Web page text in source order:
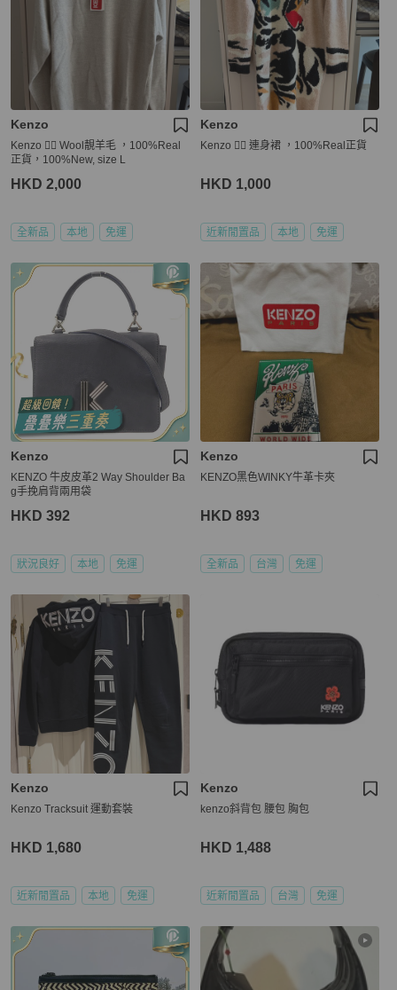
Kenzo
Kenzo 👍🏻 Wool靚羊毛 ，100%Real
正貨，100%New, size L
HKD 2,000
全新品 本地 免運
Kenzo
Kenzo 👍🏻 連身裙 ，100%Real正貨
HKD 1,000
近新閒置品 本地 免運
Kenzo
KENZO 牛皮皮革2 Way Shoulder Ba
g手挽肩背兩用袋
HKD 392
狀況良好 本地 免運
Kenzo
KENZO黑色WINKY牛革卡夾
HKD 893
全新品 台灣 免運
Kenzo
Kenzo Tracksuit 運動套裝
HKD 1,680
近新閒置品 本地 免運
Kenzo
kenzo斜背包 腰包 胸包
HKD 1,488
近新閒置品 台灣 免運